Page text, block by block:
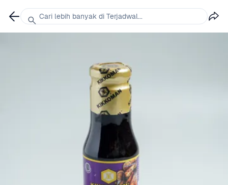
Cari lebih banyak di Terjadwal...